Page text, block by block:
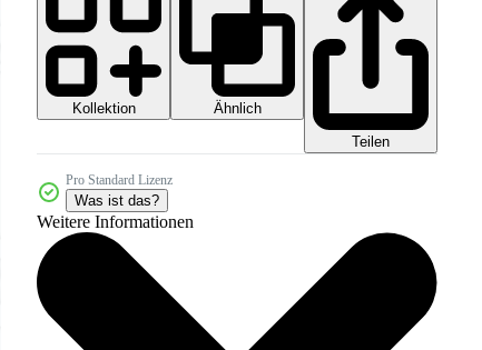
Kollektion
Ähnlich
Teilen
Pro Standard Lizenz
Was ist das?
Weitere Informationen